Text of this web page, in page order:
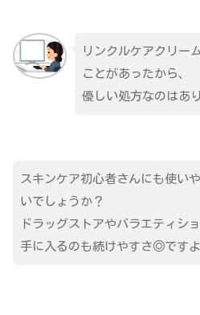
リンクルケアクリー
ことがあったから、
優しい処方なのはあ
スキンケア初心者さんにも使い
いでしょうか？
ドラッグストアやバラエティシ
手に入るのも続けやすさ◎ですよ